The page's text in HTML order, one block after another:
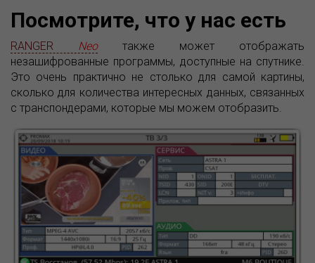
Посмотрите, что у нас есть
RANGER Neoтакже может отображать
незашифрованные программы, доступные на спутнике.
Это очень практично не столько для самой картины,
сколько для количества интересных данных, связанных
с транспондерами, которые мы можем отобразить.